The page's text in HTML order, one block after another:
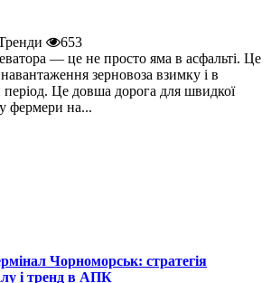
653
— це не просто яма в асфальті. Це
зерновоза взимку і в
Це довша дорога для швидкої
фермери на...
Чорноморськ: стратегія
і тренд в АПК